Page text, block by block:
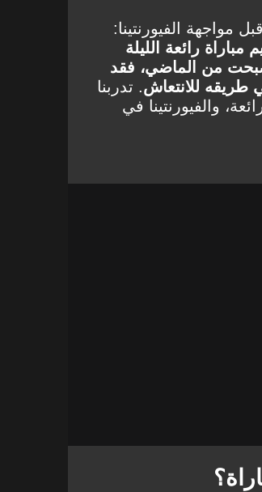
مواجهة الفيورنتينا:
رائعة الليلة
من الماضي، فقد
طريقه للانتعاش. تدربنا
والفيورنتينا في